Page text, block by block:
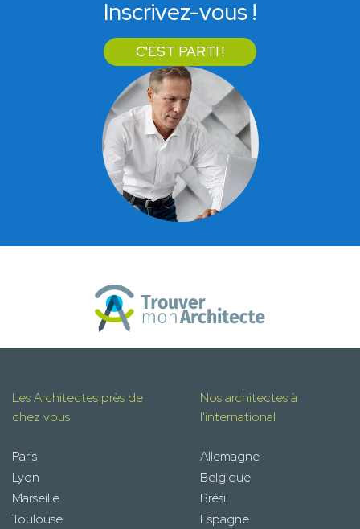
Inscrivez-vous !
C'EST PARTI !
Les Architectes près de
chez vous
Paris
Lyon
Marseille
Toulouse
Nos architectes à
l'international
Allemagne
Belgique
Brésil
Espagne